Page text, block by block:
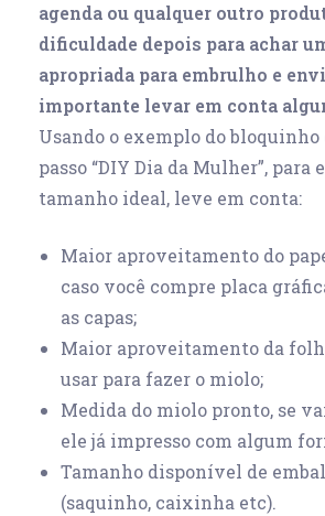
agenda ou qualquer outro
dificuldade depois para achar
apropriada para embrulho e
importante levar em conta
Usando o exemplo do bloquinho
passo “DIY Dia da Mulher”, para
tamanho ideal, leve em conta:
Maior aproveitamento do
caso você compre placa
as capas;
Maior aproveitamento da
usar para fazer o miolo;
Medida do miolo pronto, se
ele já impresso com algum
Tamanho disponível de
(saquinho, caixinha etc).